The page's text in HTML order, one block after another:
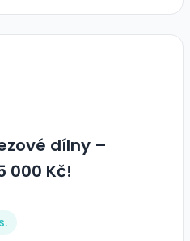
dílny –
000 Kč!